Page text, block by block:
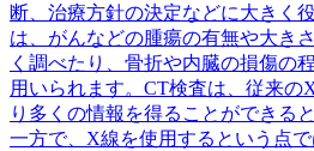
断、治療方針の決定などに大きく
は、がんなどの腫瘍の有無や大き
く調べたり、骨折や内臓の損傷の
用いられます。CT検査は、従来の
り多くの情報を得ることができる
一方で、X線を使用するという点